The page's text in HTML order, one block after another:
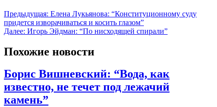
Предыдущая: Елена Лукьянова: “Конституционному суду
придется изворачиваться и косить глазом”
Далее: Игорь Эйдман: “По нисходящей спирали”
Похожие новости
Борис Вишневский: “Вода, как
известно, не течет под лежачий
камень”